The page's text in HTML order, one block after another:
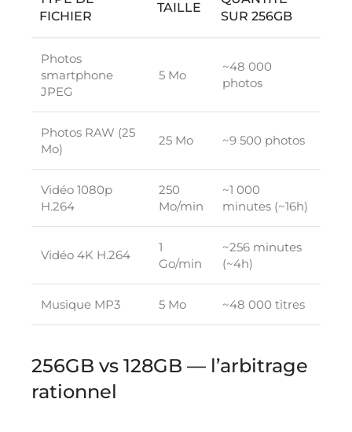
FICHIER
TAILLE
SUR 256GB
Photos
smartphone
JPEG
5 Mo
~48 000
photos
Photos RAW (25
Mo)
25 Mo ~9 500 photos
Vidéo 1080p
H.264
250
Mo/min
~1 000
minutes (~16h)
Vidéo 4K H.264
1
Go/min
~256 minutes
(~4h)
Musique MP3 5 Mo ~48 000 titres
256GB vs 128GB — l’arbitrage
rationnel